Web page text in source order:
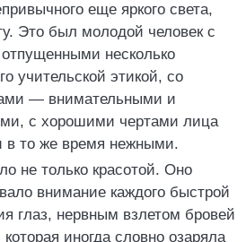
еще яркого света,
Это был молодой человек с
несколько
учительской этикой, со
— внимательными и
с хорошими чертами лица
то же время нежными.
не только красотой. Оно
внимание каждого быстрой
глаз, нервным взлетом бровей
иногда словно озаряла